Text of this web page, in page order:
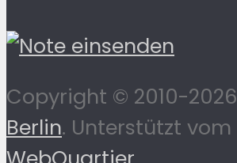
Copyright © 2010-2026
Berlin. Unterstützt vom